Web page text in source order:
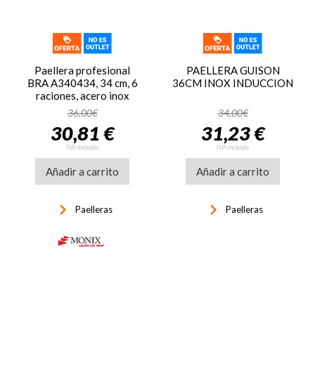
Paellera profesional
BRA A340434, 34 cm, 6
raciones, acero inox
36,00€
30,81 €
IVA incluido
Añadir a carrito
keyboard_arrow_right Paelleras
PAELLERA GUISON
36CM INOX INDUCCION
34,00€
31,23 €
IVA incluido
Añadir a carrito
keyboard_arrow_right Paelleras